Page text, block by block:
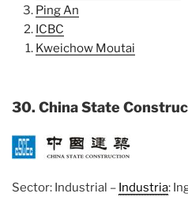
Ping An
ICBC
Kweichow Moutai
30. China State
Sector: Industrial – Industria: